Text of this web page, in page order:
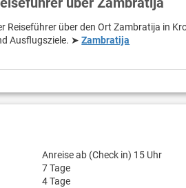
Reiseführer über den Ort Zambratija in
Ausflugsziele. ➤Zambratija
Anreise ab (Check in) 15 Uhr
7 Tage
4 Tage